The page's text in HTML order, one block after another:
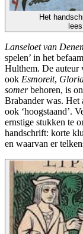
Het
Lanseloet van
spelen’ in het
Hulthem. De auteur
ook Esmoreit,
somerbehoren, is
Brabander was. Het
ook ‘hoogstaand’.
ernstige stukken te
handschrift: korte
en waarvan er